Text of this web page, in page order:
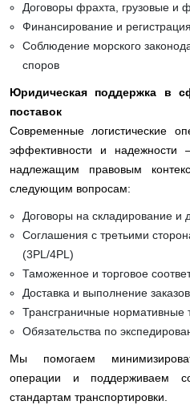
Договоры фрахта, грузовые и
Финансирование и
Соблюдение морского
споров
Юридическая поддержка в
поставок
Современные логистические
эффективности и
надлежащим правовым
следующим вопросам:
Договоры на складирование и
Соглашения с третьими
(3PL/4PL)
Таможенное и торговое
Доставка и выполнение
Трансграничные нормативные
Обязательства по
Мы помогаем
операции и поддерживаем
стандартам транспортировки.